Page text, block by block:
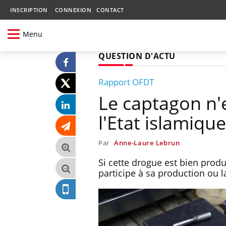
INSCRIPTION CONNEXION CONTACT
Menu
QUESTION D'ACTU
Rapport OFDT
Le captagon
l'Etat islamique
Par Anne-Laure Lebrun
Si cette drogue est bien
participe à sa production ou